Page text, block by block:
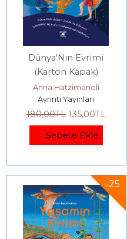
Dünya'Nın Evrimi
(Karton Kapak)
Anna Hatzimanoli
Ayrıntı Yayınları
180,00TL 135,00TL
Sepete Ekle
%25